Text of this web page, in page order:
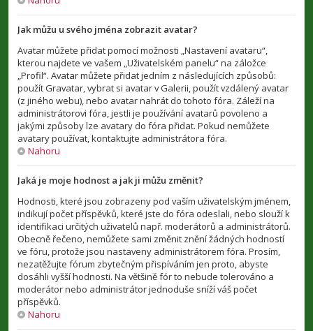
Jak můžu u svého jména zobrazit avatar?
Avatar můžete přidat pomocí možnosti „Nastavení avataru“,
kterou najdete ve vašem „Uživatelském panelu“ na záložce
„Profil“. Avatar můžete přidat jedním z následujících způsobů:
použít Gravatar, vybrat si avatar v Galerii, použít vzdálený avatar
(z jiného webu), nebo avatar nahrát do tohoto fóra. Záleží na
administrátorovi fóra, jestli je používání avatarů povoleno a
jakými způsoby lze avatary do fóra přidat. Pokud nemůžete
avatary používat, kontaktujte administrátora fóra.
Nahoru
Jaká je moje hodnost a jak ji můžu změnit?
Hodnosti, které jsou zobrazeny pod vaším uživatelským jménem,
indikují počet příspěvků, které jste do fóra odeslali, nebo slouží k
identifikaci určitých uživatelů např. moderátorů a administrátorů.
Obecně řečeno, nemůžete sami změnit znění žádných hodností
ve fóru, protože jsou nastaveny administrátorem fóra. Prosím,
nezatěžujte fórum zbytečným přispíváním jen proto, abyste
dosáhli vyšší hodnosti. Na většině fór to nebude tolerováno a
moderátor nebo administrátor jednoduše sníží váš počet
příspěvků.
Nahoru